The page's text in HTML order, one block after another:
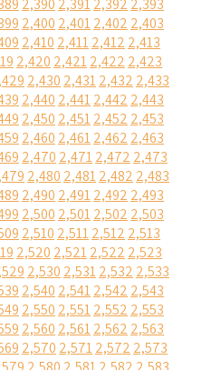
2,390 2,3912,392 2,393
2,400 2,4012,402 2,403
2,410 2,4112,412 2,413
2,420 2,4212,422 2,423
2,430 2,4312,432 2,433
2,440 2,4412,442 2,443
2,450 2,4512,452 2,453
2,460 2,4612,462 2,463
2,470 2,4712,472 2,473
2,480 2,4812,482 2,483
2,490 2,4912,492 2,493
2,500 2,5012,502 2,503
2,510 2,5112,512 2,513
2,520 2,5212,522 2,523
2,530 2,5312,532 2,533
2,540 2,5412,542 2,543
2,550 2,5512,552 2,553
2,560 2,5612,562 2,563
2,570 2,5712,572 2,573